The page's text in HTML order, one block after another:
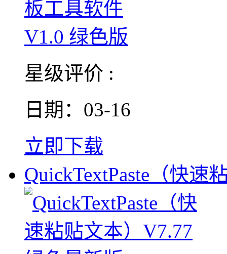
星级评价 :
日期：03-16
立即下载
QuickTextPaste（快速